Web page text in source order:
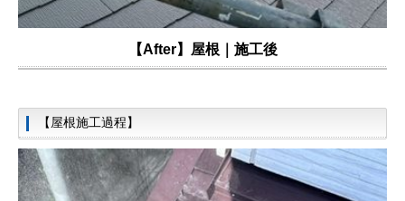
【After】屋根｜施工後
【屋根施工過程】